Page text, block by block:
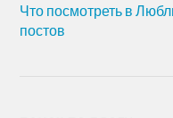
Что посмотреть в
постов